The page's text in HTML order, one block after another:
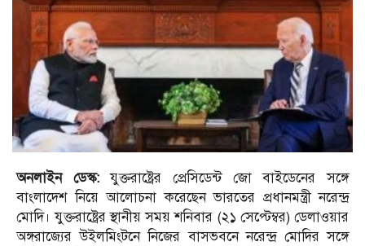
অনলাইন ডেস্ক:যুক্তরাষ্ট্রের প্রেসিডেন্ট জো বাইডেনের সঙ্গে
বাংলাদেশ নিয়ে আলোচনা করেছেন ভারতের প্রধানমন্ত্রী নরেন্দ্র
মোদি। যুক্তরাষ্ট্রের স্থানীয় সময় শনিবার (২১ সেপ্টেম্বর) ডেলাওয়ার
অঙ্গরাজ্যের উইলমিংটনে নিজের বাসভবনে নরেন্দ্র মোদির সঙ্গে